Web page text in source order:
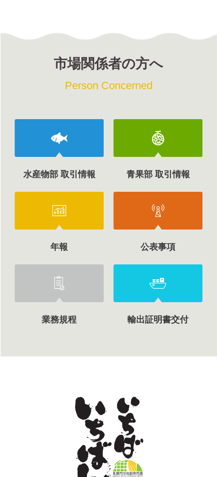
市場関係者の方へ
Person Concerned
水産物部 取引情報 青果部 取引情報
年報 公表事項
業務規程 輸出証明書交付